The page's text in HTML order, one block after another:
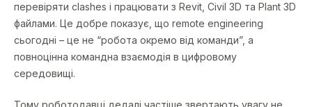
перевіряти clashes і працювати з Revit, Civil 3D та Plant 3D
файлами. Це добре показує, що remote engineering
сьогодні – це не “робота окремо від команди”, а
повноцінна командна взаємодія в цифровому
середовищі.